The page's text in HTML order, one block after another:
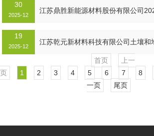
30
2025-12
江苏鼎胜新能源材料股份有限公司
19
2025-12
江苏乾元新材料科技有限公司土壤和
首页
上一
页
1 2 3 4 5 6 7 8
一页
尾页